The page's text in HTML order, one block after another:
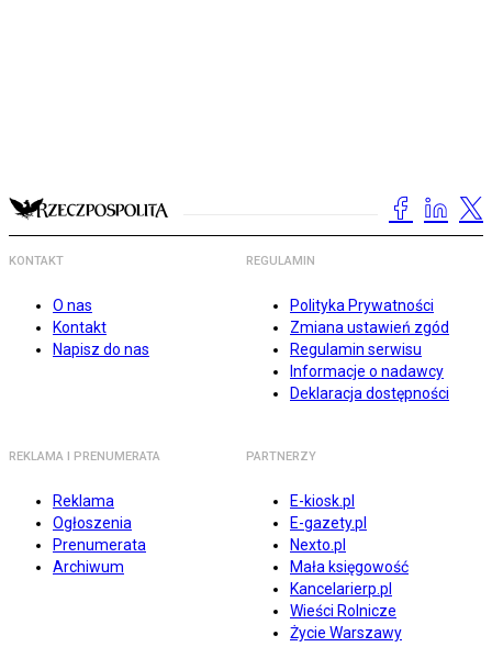
KONTAKT
O nas
Kontakt
Napisz do nas
REGULAMIN
Polityka Prywatności
Zmiana ustawień zgód
Regulamin serwisu
Informacje o nadawcy
Deklaracja dostępności
REKLAMA I PRENUMERATA
Reklama
Ogłoszenia
Prenumerata
Archiwum
PARTNERZY
E-kiosk.pl
E-gazety.pl
Nexto.pl
Mała księgowość
Kancelarierp.pl
Wieści Rolnicze
Życie Warszawy